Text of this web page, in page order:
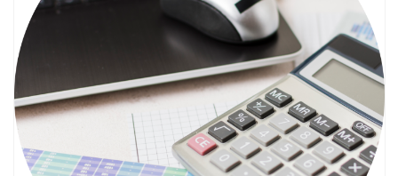
Смотреть проект